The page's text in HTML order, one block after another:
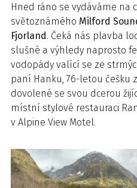
Hned ráno se vydáváme na
světoznámého Milford
Fjorland. Čeká nás plavba
slušné a výhledy naprosto
vodopády valící se ze
paní Hanku, 76-letou češku
dovolené se svou dcerou
místní stylové restauraci
v Alpine View Motel.